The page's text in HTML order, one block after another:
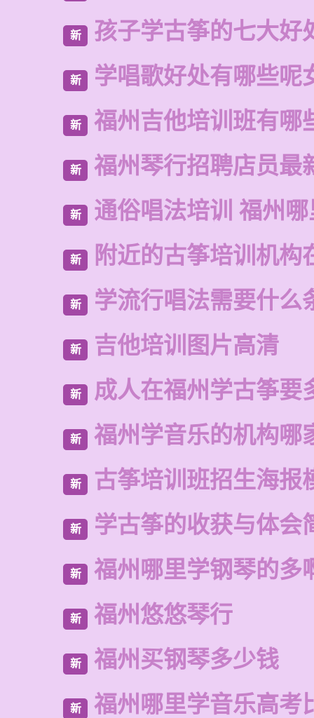
新 孩子学古筝的七大好
新 学唱歌好处有哪些呢
新 福州吉他培训班有哪
新 福州琴行招聘店员最
新 通俗唱法培训 福州
新 附近的古筝培训机构
新 学流行唱法需要什么
新 吉他培训图片高清
新 成人在福州学古筝要
新 福州学音乐的机构哪
新 古筝培训班招生海报
新 学古筝的收获与体会
新 福州哪里学钢琴的多
新 福州悠悠琴行
新 福州买钢琴多少钱
新 福州哪里学音乐高考